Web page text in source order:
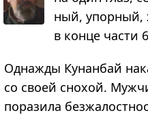
ный, упор­ный,
в конце части
Однажды Кунанбай
со своей снохой.
поразила